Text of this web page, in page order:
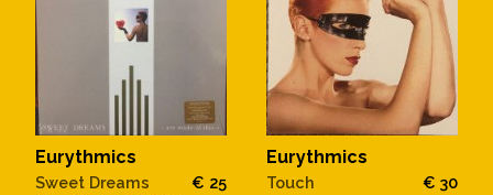
Eurythmics
Sweet Dreams
€ 25
Eurythmics
Touch € 30